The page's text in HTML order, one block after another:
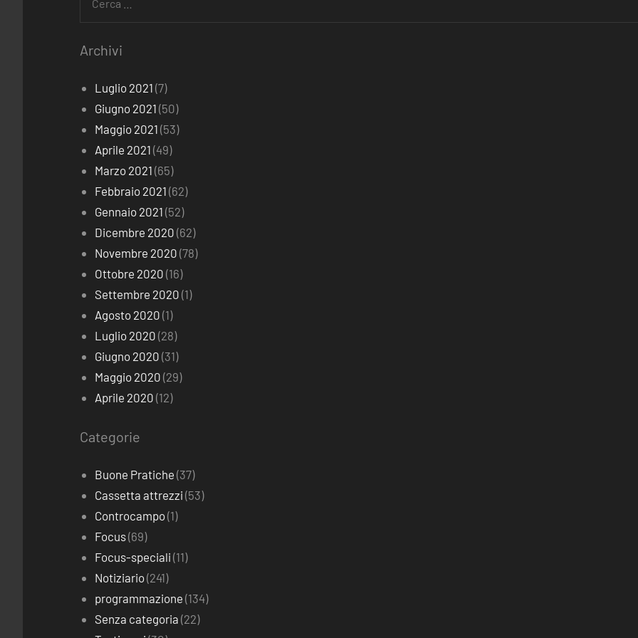
Archivi
Luglio 2021 (7)
Giugno 2021 (50)
Maggio 2021 (53)
Aprile 2021 (49)
Marzo 2021 (65)
Febbraio 2021 (62)
Gennaio 2021 (52)
Dicembre 2020 (62)
Novembre 2020 (78)
Ottobre 2020 (16)
Settembre 2020 (1)
Agosto 2020 (1)
Luglio 2020 (28)
Giugno 2020 (31)
Maggio 2020 (29)
Aprile 2020 (12)
Categorie
Buone Pratiche (37)
Cassetta attrezzi (53)
Controcampo(1)
Focus(69)
Focus-speciali (11)
Notiziario(241)
programmazione (134)
Senza categoria (22)